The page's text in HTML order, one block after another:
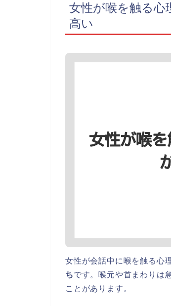
女性が喉を触る心
高い
女性が会話中に喉を触る心
ちです。喉元や首まわりは
ことがあります。